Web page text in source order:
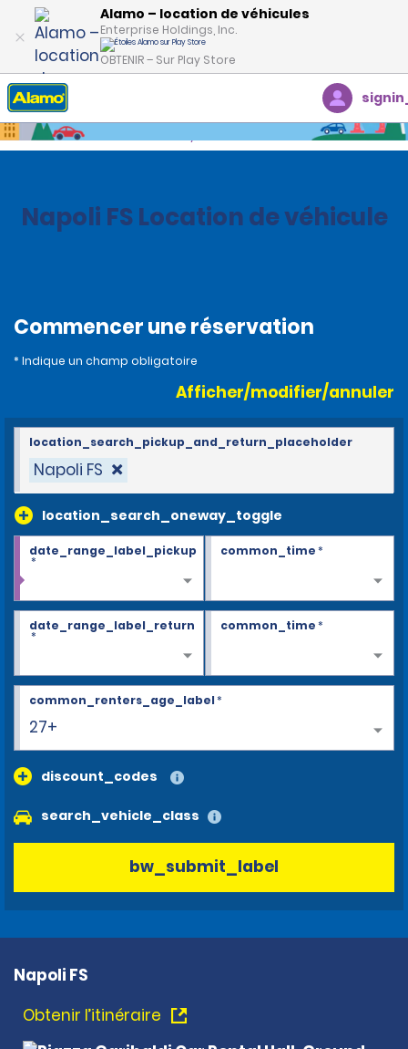
Alamo – location de véhicules
Enterprise Holdings, Inc.
OBTENIR – Sur Play Store
Accueil Succursales
Napoli FS Location de véhicule
Commencer une réservation
* Indique un champ obligatoire
Afficher/modifier/annuler
Napoli FS
location_search_oneway_toggle
location_search_pickup_and_return_placeholder
date_range_label_pickup
*
common_time*
date_range_label_return
*
common_time*
25
common_renters_age_label*
discount_codes
search_vehicle_class
bw_submit_label
Napoli FS
Obtenir l’itinéraire